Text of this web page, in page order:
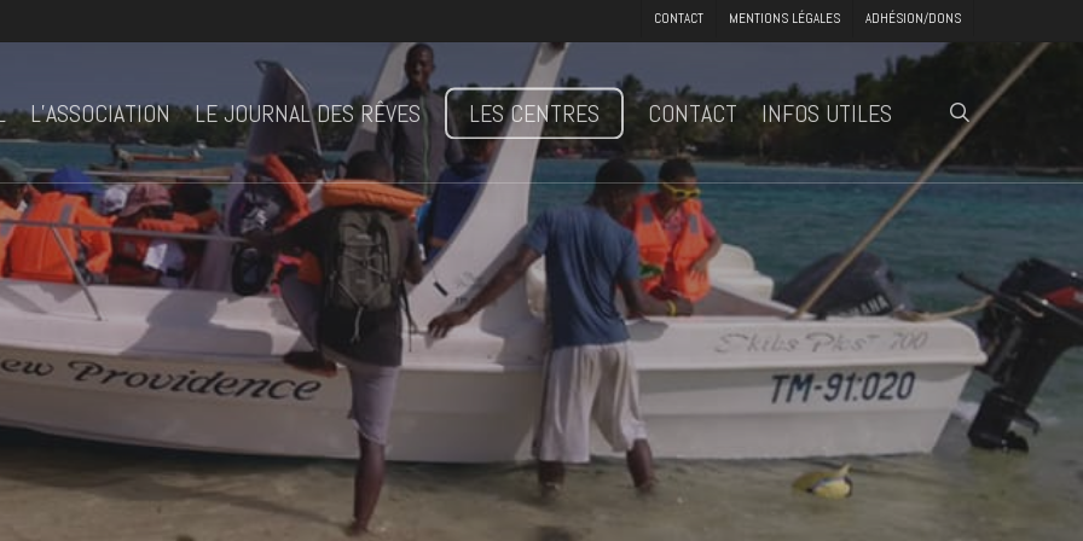
CONTACT MENTIONS LÉGALES ADHÉSION/DONS
L’ASSOCIATION LE JOURNAL DES RÊVES LES CENTRES CONTACT INFOS UTILES search